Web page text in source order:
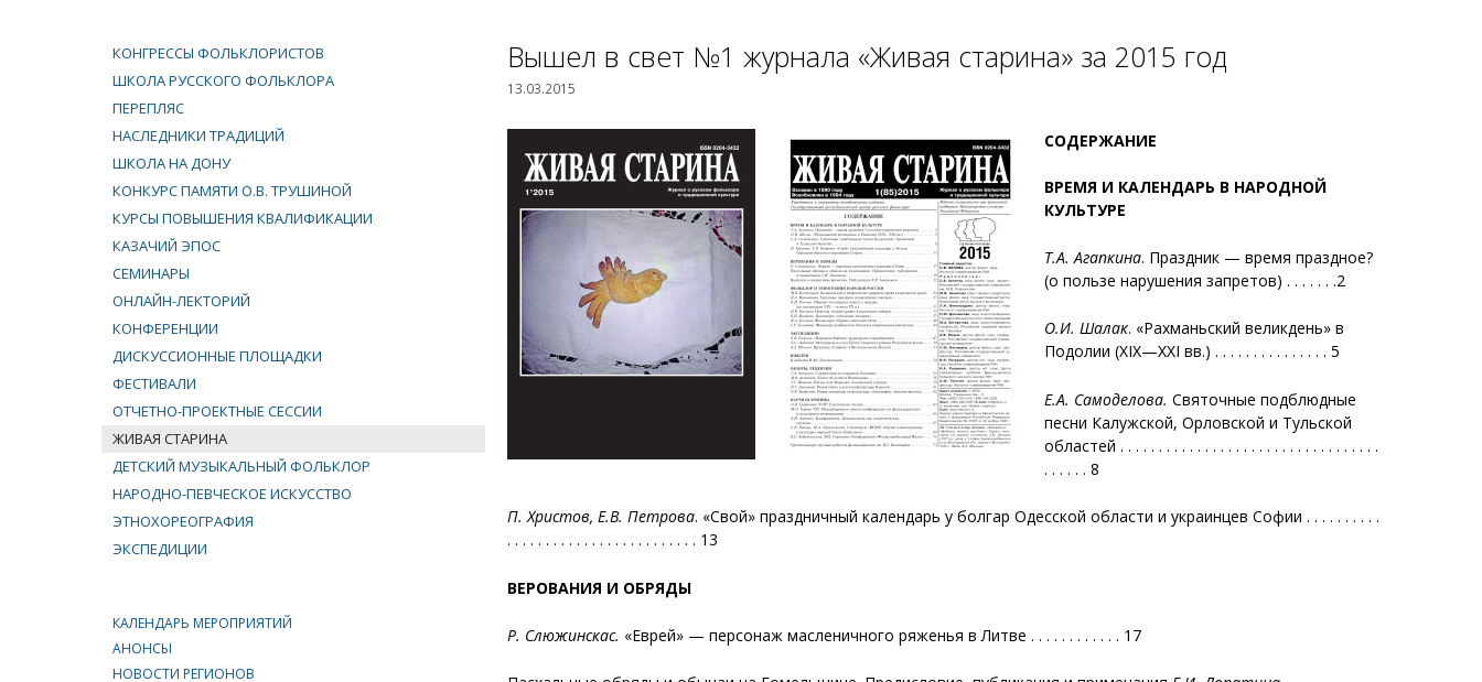
Вышел в свет №1 журнала «Живая старина» за 2015 год
13.03.2015
СОДЕРЖАНИЕ
ВРЕМЯ И КАЛЕНДАРЬ В НАРОДНОЙ
КУЛЬТУРЕ
Т.А. Агапкина. Праздник — время праздное?
(о пользе нарушения запретов) . . . . . . .2
О.И. Шалак. «Рахманьский великдень» в
Подолии (XIX—XXI вв.) . . . . . . . . . . . . . . . 5
Е.А. Самоделова. Святочные подблюдные
песни Калужской, Орловской и Тульской
областей . . . . . . . . . . . . . . . . . . . . . . . . . . . . . . . . . .
. . . . . . 8
П. Христов, Е.В. Петрова. «Свой» праздничный календарь у болгар Одесской области и украинцев Софии . . . . . . . . . .
. . . . . . . . . . . . . . . . . . . . . . . . . 13
ВЕРОВАНИЯ И ОБРЯДЫ
Р. Слюжинскас. «Еврей» — персонаж масленичного ряженья в Литве . . . . . . . . . . . . 17
КОНГРЕССЫ ФОЛЬКЛОРИСТОВ
ШКОЛА РУССКОГО ФОЛЬКЛОРА
ПЕРЕПЛЯС
НАСЛЕДНИКИ ТРАДИЦИЙ
ШКОЛА НА ДОНУ
КОНКУРС ПАМЯТИ О.В. ТРУШИНОЙ
КУРСЫ ПОВЫШЕНИЯ КВАЛИФИКАЦИИ
КАЗАЧИЙ ЭПОС
СЕМИНАРЫ
ОНЛАЙН-ЛЕКТОРИЙ
КОНФЕРЕНЦИИ
ДИСКУССИОННЫЕ ПЛОЩАДКИ
ФЕСТИВАЛИ
ОТЧЕТНО-ПРОЕКТНЫЕ СЕССИИ
ЖИВАЯ СТАРИНА
ДЕТСКИЙ МУЗЫКАЛЬНЫЙ ФОЛЬКЛОР
НАРОДНО-ПЕВЧЕСКОЕ ИСКУССТВО
ЭТНОХОРЕОГРАФИЯ
ЭКСПЕДИЦИИ
КАЛЕНДАРЬ МЕРОПРИЯТИЙ
АНОНСЫ
НОВОСТИ РЕГИОНОВ